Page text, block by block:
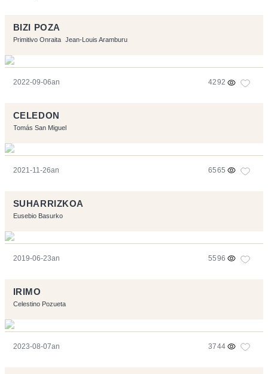
BIZI POZA
Primitivo Onraita Jean-Louis Aramburu
2022-09-06an 4292
CELEDON
Tomás San Miguel
2021-11-26an 6565
SUHARRIZKOA
Eusebio Basurko
2019-06-23an 5596
IRIMO
Celestino Pozueta
2023-08-07an 3744